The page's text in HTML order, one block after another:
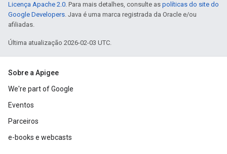
Licença Apache 2.0. Para mais detalhes, consulte as políticas do site do
Google Developers. Java é uma marca registrada da Oracle e/ou
afiliadas.
Última atualização 2026-02-03 UTC.
Sobre a Apigee
We're part of Google
Eventos
Parceiros
e-books e webcasts